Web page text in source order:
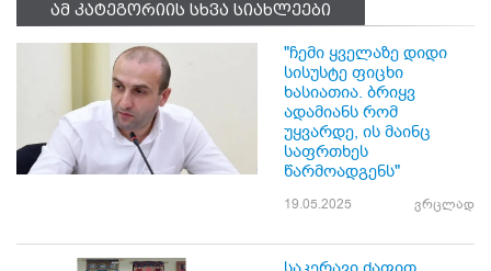
ამ კატეგორიის სხვა სიახლეები
"ჩემი ყველაზე დიდი
სისუსტე ფიცხი
ხასიათია. ბრიყვ
ადამიანს რომ
უყვარდე, ის მაინც
საფრთხეს
წარმოადგენს"
19.05.2025 ვრცლად